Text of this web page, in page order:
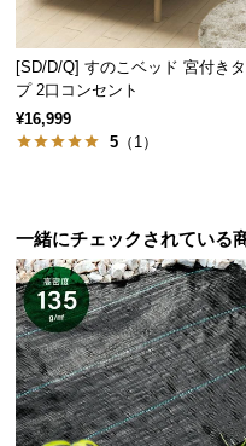
o.,
[SD/D/Q] すのこベッド 宮付き
プ 2口コンセント
¥16,999
5 （1）
一緒にチェックされている